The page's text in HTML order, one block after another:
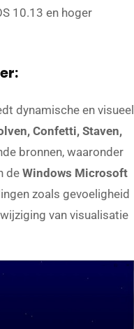
10.13 en hoger
dynamische en visueel
Confetti, Staven,
bronnen, waaronder
de Windows Microsoft
zoals gevoeligheid
van visualisatie